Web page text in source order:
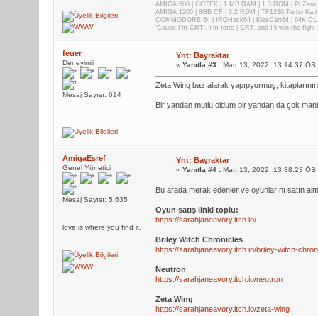
AMIGA 500 | GOTEK | 1 MB RAM | 1.3 ROM | Pi Zero
AMIGA 1200 | 8GB CF | 3.2 ROM | TF1230 Turbo
COMMODORE 64 | IRQHack64 | KissCart64 | 64K
'Cause I'm CRT., I'm retro | CRT, and I'll win the
feuer
Deneyimli
Mesaj Sayısı: 614
Ynt: Bayraktar
« Yanıtla #3 :Mart 13, 2022, 13:14:37 ÖS
Zeta Wing baz alarak yapıpyormuş,
Bir yandan mutlu oldum bir yandan da çok
AmigaEsref
Genel Yönetici
Mesaj Sayısı: 5.635
love is where you find it.
Ynt: Bayraktar
« Yanıtla #4 :Mart 13, 2022, 13:38:23 ÖS
Bu arada merak edenler ve oyunlarını satın
Oyun satış linki toplu:
https://sarahjaneavory.itch.io/
Briley Witch Chronicles
https://sarahjaneavory.itch.io/briley-witch-
Neutron
https://sarahjaneavory.itch.io/neutron
Zeta Wing
https://sarahjaneavory.itch.io/zeta-wing